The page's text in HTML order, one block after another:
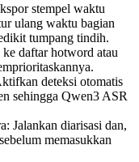
stempel waktu
ulang waktu bagian
tumpang tindih.
daftar hotword atau
deteksi otomatis
sehingga Qwen3 ASR
Jalankan diarisasi dan,
memasukkan